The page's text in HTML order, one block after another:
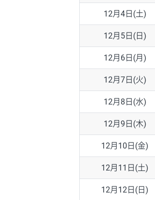
GBP/AUD
AUD/NZD
EUR/CHF
GBP/CHF
USD/CHF
※取引証拠金は同日
※ハンガリーフォ
12月4日(土)
12月5日(日)
12月6日(月)
12月7日(火)
12月8日(水)
12月9日(木)
12月10日(金)
12月11日(土)
12月12日(日)